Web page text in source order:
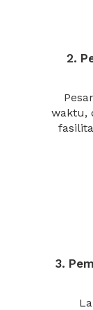
2.
waktu,
3.